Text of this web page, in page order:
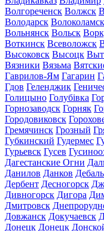
Волгореченск Волжск
Володарск Волоколамск
Вольнянск Вольск
Воткинск Всеволожск
Высоковск Высоцк
Вязники Вязьма
Гаврилов-Ям Гагарин
Гдов Геленджик
Голицыно Голубівка
Горнозаводск Горняк
Городовиковск
Гремячинск Грозный
Губкинский Гудермес
Гурьевск Гусев
Дагестанские Огни
Данилов Данков
Дербент Десногорск
Дивногорск Дигора
Дмитровск
Довжанск Докучаевск
Донецк Донецк